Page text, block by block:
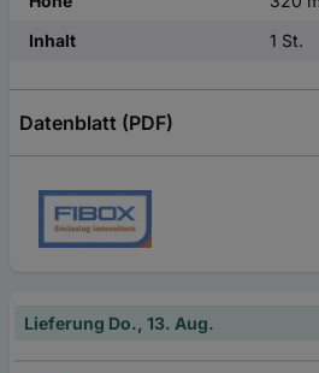
Inhalt
1 St.
Datenblatt (PDF)
Lieferung Do., 13. Aug.